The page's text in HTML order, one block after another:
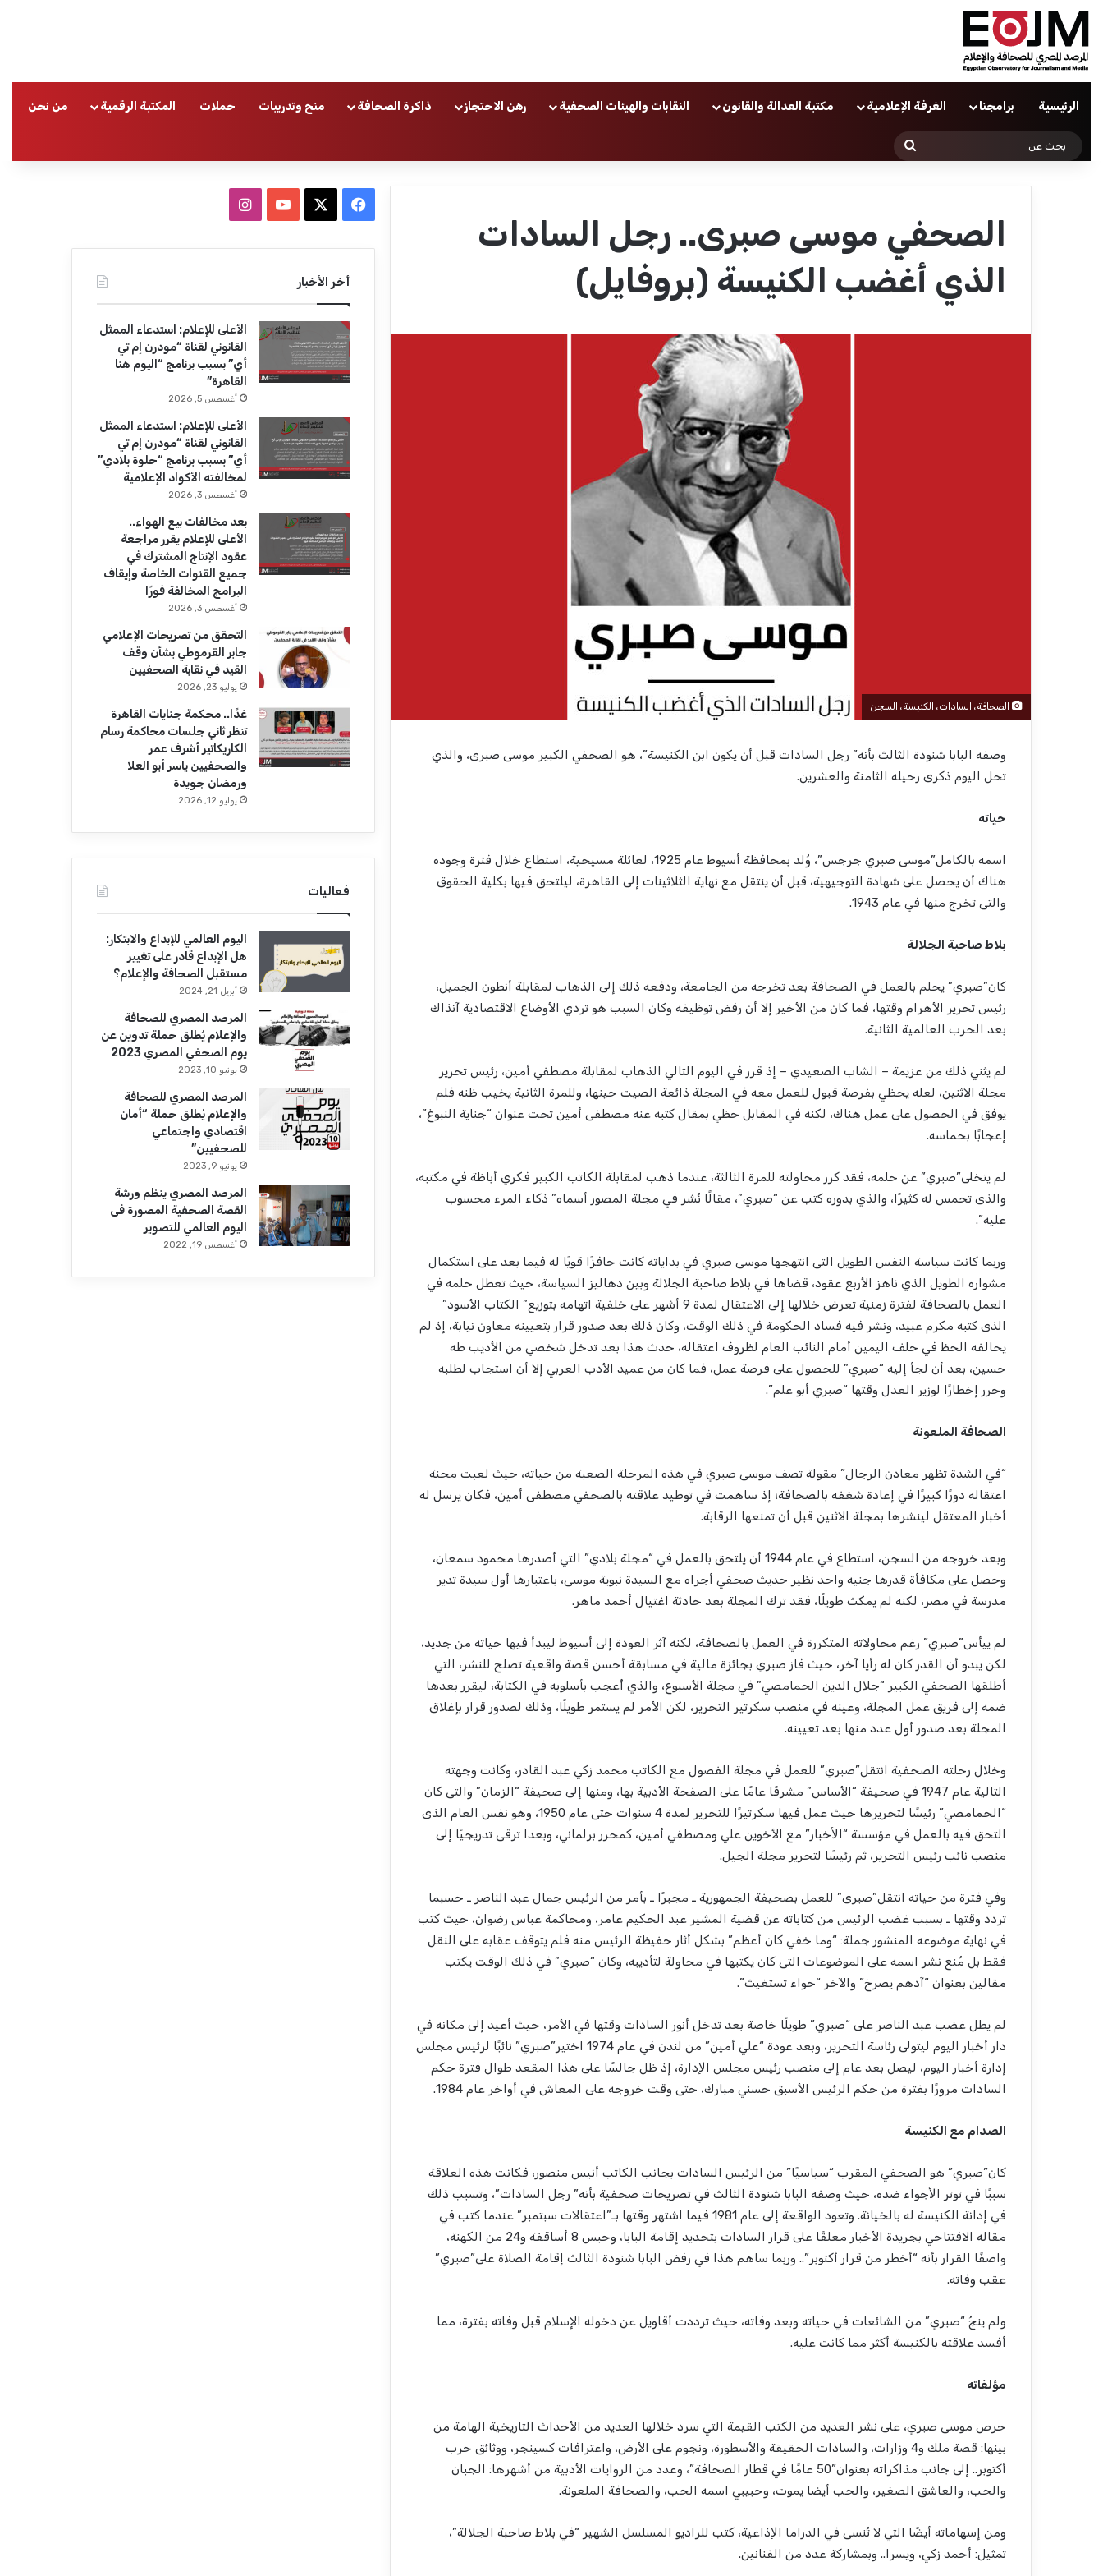
الرئيسية برامجنا الغرفة الإعلامية مكتبة العدالة والقانون النقابات والهيئات الصحفية رهن الاحتجاز ذاكرة الصحافة منح وتدريبات حملات المكتبة الرقمية من نحن
الصحفي موسى صبرى.. رجل السادات
الذي أغضب الكنيسة (بروفايل)
الصحافة، السادات، الكنيسة، السجن
وصفه البابا شنودة الثالث بأنه” رجل السادات قبل أن يكون ابن الكنيسة”، هو الصحفي الكبير موسى صبرى، والذي
تحل اليوم ذكرى رحيله الثامنة والعشرين.
حياته
اسمه بالكامل”موسى صبري جرجس”، وُلد بمحافظة أسيوط عام 1925، لعائلة مسيحية، استطاع خلال فترة وجوده
هناك أن يحصل على شهادة التوجيهية، قبل أن ينتقل مع نهاية الثلاثينات إلى القاهرة، ليلتحق فيها بكلية الحقوق
والتى تخرج منها في عام 1943.
بلاط صاحبة الجلالة
كان”صبري” يحلم بالعمل في الصحافة بعد تخرجه من الجامعة، ودفعه ذلك إلى الذهاب لمقابلة أنطون الجميل،
رئيس تحرير الأهرام وقتها، فما كان من الأخير إلا أن رفض توظيفه وكان السبب هو تردي الأوضاع الاقتصادية آنذاك
بعد الحرب العالمية الثانية.
لم يثني ذلك من عزيمة – الشاب الصعيدي – إذ قرر في اليوم التالي الذهاب لمقابلة مصطفي أمين، رئيس تحرير
مجلة الاثنين، لعله يحظي بفرصة قبول للعمل معه في المجلة ذائعة الصيت حينها، وللمرة الثانية يخيب ظنه فلم
يوفق في الحصول على عمل هناك، لكنه في المقابل حظي بمقال كتبه عنه مصطفى أمين تحت عنوان “جناية النبوغ”،
إعجابًا بحماسه.
لم يتخلى”صبري” عن حلمه، فقد كرر محاولته للمرة الثالثة، عندما ذهب لمقابلة الكاتب الكبير فكري أباظة في مكتبه،
والذى تحمس له كثيرًا، والذي بدوره كتب عن “صبري”، مقالًا نُشر في مجلة المصور أسماه” ذكاء المرء محسوب
عليه”.
وربما كانت سياسة النفس الطويل التى انتهجها موسى صبري في بداياته كانت حافزًا قويًا له فيما بعد على استكمال
مشواره الطويل الذي ناهز الأربع عقود، قضاها في بلاط صاحبة الجلالة وبين دهاليز السياسة، حيث تعطل حلمه في
العمل بالصحافة لفترة زمنية تعرض خلالها إلى الاعتقال لمدة 9 أشهر على خلفية اتهامه بتوزيع” الكتاب الأسود”
الذى كتبه مكرم عبيد، ونشر فيه فساد الحكومة في ذلك الوقت، وكان ذلك بعد صدور قرار بتعيينه معاون نيابة، إذ لم
يحالفه الحظ في حلف اليمين أمام النائب العام لظروف اعتقاله، حدث هذا بعد تدخل شخصي من الأديب طه
حسين، بعد أن لجأ إليه “صبري” للحصول على فرصة عمل، فما كان من عميد الأدب العربي إلا أن استجاب لطلبه
وحرر إخطارًا لوزير العدل وقتها “صبري أبو علم”.
الصحافة الملعونة
“في الشدة تظهر معادن الرجال” مقولة تصف موسى صبري في هذه المرحلة الصعبة من حياته، حيث لعبت محنة
اعتقاله دورًا كبيرًا في إعادة شغفه بالصحافة؛ إذ ساهمت في توطيد علاقته بالصحفي مصطفى أمين، فكان يرسل له
أخبار المعتقل لينشرها بمجلة الاثنين قبل أن تمنعها الرقابة.
وبعد خروجه من السجن، استطاع في عام 1944 أن يلتحق بالعمل في “مجلة بلادي” التي أصدرها محمود سمعان،
وحصل على مكافأة قدرها جنيه واحد نظير حديث صحفي أجراه مع السيدة نبوية موسى، باعتبارها أول سيدة تدير
مدرسة في مصر، لكنه لم يمكث طويلًا، فقد ترك المجلة بعد حادثة اغتيال أحمد ماهر.
لم ييأس”صبري” رغم محاولاته المتكررة في العمل بالصحافة، لكنه آثر العودة إلى أسيوط ليبدأ فيها حياته من جديد،
لكن يبدو أن القدر كان له رأيا آخر، حيث فاز صبري بجائزة مالية في مسابقة أحسن قصة واقعية تصلح للنشر، التي
أطلقها الصحفي الكبير “جلال الدين الحمامصي” في مجلة الأسبوع، والذي أُعجب بأسلوبه في الكتابة، ليقرر بعدها
ضمه إلى فريق عمل المجلة، وعينه في منصب سكرتير التحرير، لكن الأمر لم يستمر طويلًا، وذلك لصدور قرار بإغلاق
المجلة بعد صدور أول عدد منها بعد تعيينه.
وخلال رحلته الصحفية انتقل”صبري” للعمل في مجلة الفصول مع الكاتب محمد زكي عبد القادر، وكانت وجهته
التالية عام 1947 في صحيفة “الأساس” مشرفًا عامًا على الصفحة الأدبية بها، ومنها إلى صحيفة “الزمان” والتى كان
“الحمامصي” رئيسًا لتحريرها حيث عمل فيها سكرتيرًا للتحرير لمدة 4 سنوات حتى عام 1950، وهو نفس العام الذى
التحق فيه بالعمل في مؤسسة “اﻷخبار” مع الأخوين علي ومصطفي أمين، كمحرر برلماني، وبعدا ترقى تدريجيًا إلى
منصب نائب رئيس التحرير، ثم رئيسًا لتحرير مجلة الجيل.
وفي فترة من حياته انتقل”صبرى” للعمل بصحيفة الجمهورية ـ مجبرًا ـ بأمر من الرئيس جمال عبد الناصر ـ حسبما
تردد وقتها ـ بسبب غضب الرئيس من كتاباته عن قضية المشير عبد الحكيم عامر، ومحاكمة عباس رضوان، حيث كتب
في نهاية موضوعه المنشور جملة: “وما خفي كان أعظم” بشكل أثار حفيظة الرئيس منه فلم يتوقف عقابه على النقل
فقط بل مُنع نشر اسمه على الموضوعات التى كان يكتبها في محاولة لتأديبه، وكان “صبري” في ذلك الوقت يكتب
مقالين بعنوان “آدهم يصرخ” والآخر “حواء تستغيث”.
لم يطل غضب عبد الناصر على “صبري” طويلًا خاصة بعد تدخل أنور السادات وقتها في الأمر، حيث أعيد إلى مكانه في
دار أخبار اليوم ليتولى رئاسة التحرير، وبعد عودة “علي أمين” من لندن في عام 1974 اختير”صبري” نائبًا لرئيس مجلس
إدارة أخبار اليوم، ليصل بعد عام إلى منصب رئيس مجلس اﻹدارة، إذ ظل جالسًا على هذا المقعد طوال فترة حكم
السادات مرورًا بفترة من حكم الرئيس الأسبق حسني مبارك، حتى وقت خروجه على المعاش في أواخر عام 1984.
الصدام مع الكنيسة
كان”صبري” هو الصحفي المقرب “سياسيًا” من الرئيس السادات بجانب الكاتب أنيس منصور، فكانت هذه العلاقة
سببًا في توتر اﻷجواء ضده، حيث وصفه البابا شنودة الثالث في تصريحات صحفية بأنه” رجل السادات”، وتسبب ذلك
في إدانة الكنيسة له بالخيانة. وتعود الواقعة إلى عام 1981 فيما اشتهر وقتها بـ”اعتقالات سبتمبر” عندما كتب في
مقاله الافتتاحي بجريدة الأخبار معلقًا على قرار السادات بتحديد إقامة البابا، وحبس 8 أساقفة و24 من الكهنة،
واصفًا القرار بأنه “أخطر من قرار أكتوبر”.. وربما ساهم هذا في رفض البابا شنودة الثالث إقامة الصلاة على”صبري”
عقب وفاته.
ولم ينجُ “صبري” من الشائعات في حياته وبعد وفاته، حيث ترددت أقاويل عن دخوله الإسلام قبل وفاته بفترة، مما
أفسد علاقته بالكنيسة أكثر مما كانت عليه.
مؤلفاته
حرص موسى صبري، على نشر العديد من الكتب القيمة التي سرد خلالها العديد من الأحداث التاريخية الهامة من
بينها: قصة ملك و4 وزارات، والسادات الحقيقة والأسطورة، ونجوم على الأرض، واعترافات كسينجر، ووثائق حرب
أكتوبر.. إلى جانب مذاكراته بعنوان”50 عامًا في قطار الصحافة”، وعدد من الروايات الأدبية من أشهرها: الجبان
والحب، والعاشق الصغير، والحب أيضا يموت، وحبيبي اسمه الحب، والصحافة الملعونة.
ومن إسهاماته أيضًا التي لا تُنسى في الدراما اﻹذاعية، كتب للراديو المسلسل الشهير “في بلاط صاحبة الجلالة”،
تمثيل: أحمد زكي، ويسرا.. وبمشاركة عدد من الفنانين.
ب
و
ك
u
T
u
e
ا
ت
ق
ر
ا
م
أخر الأخبار
الأعلى للإعلام: استدعاء الممثل
القانوني لقناة “مودرن إم تي
أي” بسبب برنامج “اليوم هنا
القاهرة”
أغسطس 5, 2026
الأعلى للإعلام: استدعاء الممثل
القانوني لقناة “مودرن إم تي
أي” بسبب برنامج “حلوة بلادي”
لمخالفته الأكواد الإعلامية
أغسطس 3, 2026
بعد مخالفات بيع الهواء..
الأعلى للإعلام يقرر مراجعة
عقود الإنتاج المشترك في
جميع القنوات الخاصة وإيقاف
البرامج المخالفة فورًا
أغسطس 3, 2026
التحقق من تصريحات الإعلامي
جابر القرموطي بشأن وقف
القيد في نقابة الصحفيين
يوليو 23, 2026
غدًا.. محكمة جنايات القاهرة
تنظر ثاني جلسات محاكمة رسام
الكاريكاتير أشرف عمر
والصحفيين ياسر أبو العلا
ورمضان جويدة
يوليو 12, 2026
فعاليات
اليوم العالمي للإبداع والابتكار:
هل الإبداع قادر على تغيير
مستقبل الصحافة والإعلام؟
أبريل 21, 2024
المرصد المصري للصحافة
والإعلام يُطلق حملة تدوين عن
يوم الصحفي المصري 2023
يونيو 10, 2023
المرصد المصري للصحافة
والإعلام يُطلق حملة “أمان
اقتصادي واجتماعي
للصحفيين”
يونيو 9, 2023
المرصد المصري ينظم ورشة
القصة الصحفية المصورة فى
اليوم العالمي للتصوير
أغسطس 19, 2022